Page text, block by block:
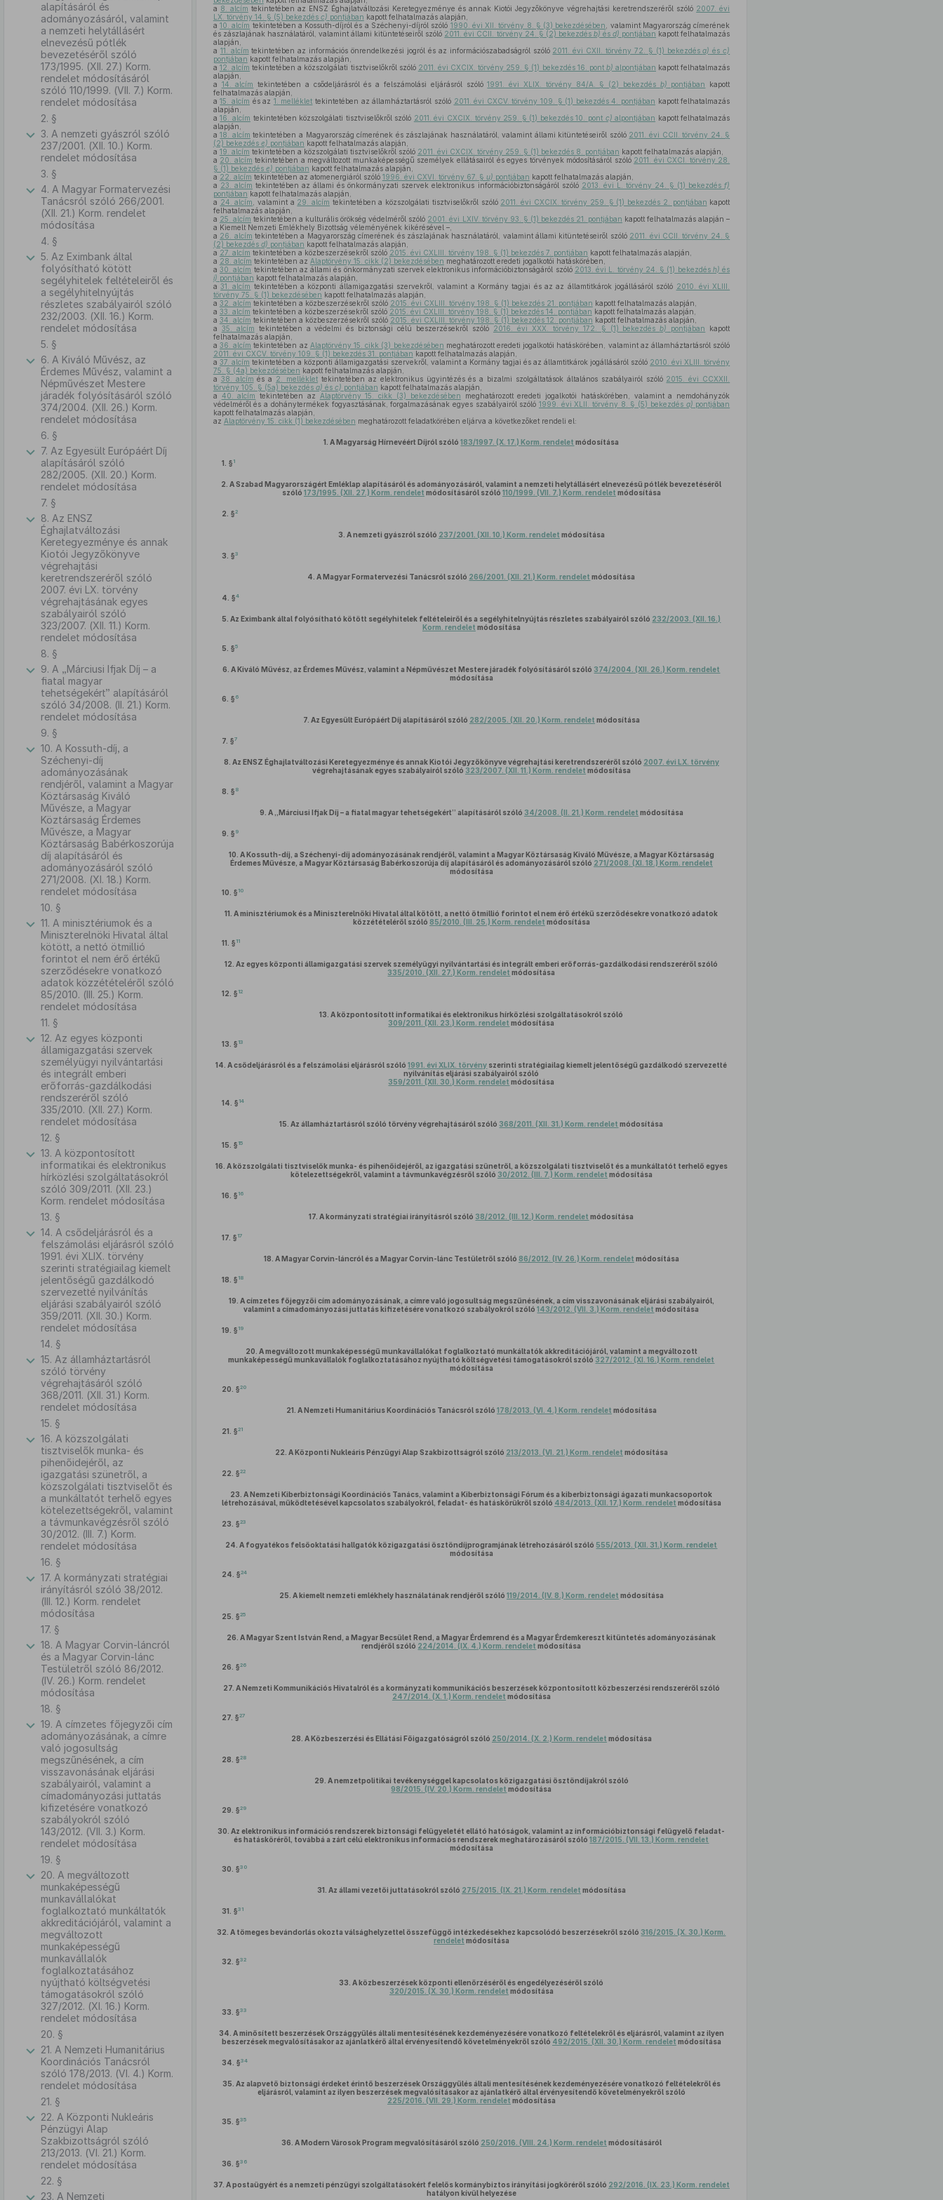
alapításáról és
adományozásáról, valamint
a nemzeti helytállásért
elnevezésű pótlék
bevezetéséről szóló
173/1995. (XII. 27.) Korm.
rendelet módosításáról
szóló 110/1999. (VII. 7.) Korm.
rendelet módosítása
2. §
3. A nemzeti gyászról szóló
237/2001. (XII. 10.) Korm.
rendelet módosítása
3. §
4. A Magyar Formatervezési
Tanácsról szóló 266/2001.
(XII. 21.) Korm. rendelet
módosítása
4. §
5. Az Eximbank által
folyósítható kötött
segélyhitelek feltételeiről és
a segélyhitelnyújtás
részletes szabályairól szóló
232/2003. (XII. 16.) Korm.
rendelet módosítása
5. §
6. A Kiváló Művész, az
Érdemes Művész, valamint a
Népművészet Mestere
járadék folyósításáról szóló
374/2004. (XII. 26.) Korm.
rendelet módosítása
6. §
7. Az Egyesült Európáért Díj
alapításáról szóló
282/2005. (XII. 20.) Korm.
rendelet módosítása
7. §
8. Az ENSZ
Éghajlatváltozási
Keretegyezménye és annak
Kiotói Jegyzőkönyve
végrehajtási
keretrendszeréről szóló
2007. évi LX. törvény
végrehajtásának egyes
szabályairól szóló
323/2007. (XII. 11.) Korm.
rendelet módosítása
8. §
9. A „Márciusi Ifjak Díj – a
fiatal magyar
tehetségekért” alapításáról
szóló 34/2008. (II. 21.) Korm.
rendelet módosítása
9. §
10. A Kossuth-díj, a
Széchenyi-díj
adományozásának
rendjéről, valamint a Magyar
Köztársaság Kiváló
Művésze, a Magyar
Köztársaság Érdemes
Művésze, a Magyar
Köztársaság Babérkoszorúja
díj alapításáról és
adományozásáról szóló
271/2008. (XI. 18.) Korm.
rendelet módosítása
10. §
11. A minisztériumok és a
Miniszterelnöki Hivatal által
kötött, a nettó ötmillió
forintot el nem érő értékű
szerződésekre vonatkozó
adatok közzétételéről szóló
85/2010. (III. 25.) Korm.
rendelet módosítása
11. §
12. Az egyes központi
államigazgatási szervek
személyügyi nyilvántartási
és integrált emberi
erőforrás-gazdálkodási
rendszeréről szóló
335/2010. (XII. 27.) Korm.
rendelet módosítása
12. §
13. A központosított
informatikai és elektronikus
hírközlési szolgáltatásokról
szóló 309/2011. (XII. 23.)
Korm. rendelet módosítása
13. §
14. A csődeljárásról és a
felszámolási eljárásról szóló
1991. évi XLIX. törvény
szerinti stratégiailag kiemelt
jelentőségű gazdálkodó
szervezetté nyilvánítás
eljárási szabályairól szóló
359/2011. (XII. 30.) Korm.
rendelet módosítása
14. §
15. Az államháztartásról
szóló törvény
végrehajtásáról szóló
368/2011. (XII. 31.) Korm.
rendelet módosítása
15. §
16. A közszolgálati
tisztviselők munka- és
pihenőidejéről, az
igazgatási szünetről, a
közszolgálati tisztviselőt és
a munkáltatót terhelő egyes
kötelezettségekről, valamint
a távmunkavégzésről szóló
30/2012. (III. 7.) Korm.
rendelet módosítása
16. §
17. A kormányzati stratégiai
irányításról szóló 38/2012.
(III. 12.) Korm. rendelet
módosítása
17. §
18. A Magyar Corvin-láncról
és a Magyar Corvin-lánc
Testületről szóló 86/2012.
(IV. 26.) Korm. rendelet
módosítása
18. §
19. A címzetes főjegyzői cím
adományozásának, a címre
való jogosultság
megszűnésének, a cím
visszavonásának eljárási
szabályairól, valamint a
címadományozási juttatás
kifizetésére vonatkozó
szabályokról szóló
143/2012. (VII. 3.) Korm.
rendelet módosítása
19. §
20. A megváltozott
munkaképességű
munkavállalókat
foglalkoztató munkáltatók
akkreditációjáról, valamint a
megváltozott
munkaképességű
munkavállalók
foglalkoztatásához
nyújtható költségvetési
támogatásokról szóló
327/2012. (XI. 16.) Korm.
rendelet módosítása
20. §
21. A Nemzeti Humanitárius
Koordinációs Tanácsról
szóló 178/2013. (VI. 4.) Korm.
rendelet módosítása
21. §
22. A Központi Nukleáris
Pénzügyi Alap
Szakbizottságról szóló
213/2013. (VI. 21.) Korm.
rendelet módosítása
22. §
23. A Nemzeti
a 8. alcím tekintetében az ENSZ Éghajlatváltozási Keretegyezménye és annak Kiotói Jegyzőkönyve végrehajtási keretrendszeréről szóló 2007. évi
LX. törvény 14. § (5) bekezdés c) pontjában kapott felhatalmazás alapján,
a10. alcím tekintetében a Kossuth-díjról és a Széchenyi-díjról szóló 1990. évi XII. törvény 8. § (3) bekezdésében
, valamint Magyarország címerének
és zászlajának használatáról, valamint állami kitüntetéseiről szóló 2011. évi CCII. törvény 24. § (2) bekezdés b) és d) pontjában kapott felhatalmazás
alapján,
a 11. alcím tekintetében az információs önrendelkezési jogról és az információszabadságról szóló 2011. évi CXII. törvény 72. § (1) bekezdésa) ésc)
pontjában kapott felhatalmazás alapján,
a 12. alcím tekintetében a közszolgálati tisztviselőkről szóló 2011. évi CXCIX. törvény 259. § (1) bekezdés 16. pont b) alpontjában kapott felhatalmazás
alapján,
a 14. alcím tekintetében a csődeljárásról és a felszámolási eljárásról szóló1991. évi XLIX. törvény 84/A. § (2) bekezdés b) pontjában
kapott
felhatalmazás alapján,
a15. alcím és az 1. melléklet tekintetében az államháztartásról szóló 2011. évi CXCV. törvény 109. § (1) bekezdés 4. pontjában kapott felhatalmazás
alapján,
a16. alcím tekintetében közszolgálati tisztviselőkről szóló 2011. évi CXCIX. törvény 259. § (1) bekezdés 10. pont c) alpontjában kapott felhatalmazás
alapján,
a18. alcím tekintetében a Magyarország címerének és zászlajának használatáról, valamint állami kitüntetéseiről szóló 2011. évi CCII. törvény 24. §
(2) bekezdés e) pontjában kapott felhatalmazás alapján,
a 19. alcím tekintetében a közszolgálati tisztviselőkről szóló 2011. évi CXCIX. törvény 259. § (1) bekezdés 8. pontjában kapott felhatalmazás alapján,
a 20. alcím tekintetében a megváltozott munkaképességű személyek ellátásairól és egyes törvények módosításáról szóló 2011. évi CXCI. törvény 28.
§ (1) bekezdés e) pontjában kapott felhatalmazás alapján,
a 22. alcím tekintetében az atomenergiáról szóló 1996. évi CXVI. törvény 67. § u) pontjában kapott felhatalmazás alapján,
a 23. alcím tekintetében az állami és önkormányzati szervek elektronikus információbiztonságáról szóló 2013. évi L. törvény 24. § (1) bekezdésf)
pontjában kapott felhatalmazás alapján,
a 24. alcím , valamint a 29. alcím tekintetében a közszolgálati tisztviselőkről szóló 2011. évi CXCIX. törvény 259. § (1) bekezdés 2. pontjában kapott
felhatalmazás alapján,
a 25. alcím tekintetében a kulturális örökség védelméről szóló 2001. évi LXIV. törvény 93. § (1) bekezdés 21. pontjában kapott felhatalmazás alapján –
a Kiemelt Nemzeti Emlékhely Bizottság véleményének kikérésével –,
a 26. alcím tekintetében a Magyarország címerének és zászlajának használatáról, valamint állami kitüntetéseiről szóló 2011. évi CCII. törvény 24. §
(2) bekezdés d) pontjában kapott felhatalmazás alapján,
a 27. alcím tekintetében a közbeszerzésekről szóló 2015. évi CXLIII. törvény 198. § (1) bekezdés 7. pontjában kapott felhatalmazás alapján,
a 28. alcím tekintetében az Alaptörvény 15. cikk (2) bekezdésében meghatározott eredeti jogalkotói hatáskörében,
a30. alcím tekintetében az állami és önkormányzati szervek elektronikus információbiztonságáról szóló 2013. évi L. törvény 24. § (1) bekezdés h) és
i) pontjában kapott felhatalmazás alapján,
a31. alcím tekintetében a központi államigazgatási szervekről, valamint a Kormány tagjai és az az államtitkárok jogállásáról szóló 2010. évi XLIII.
törvény 75. § (1) bekezdésében kapott felhatalmazás alapján,
a 32. alcím tekintetében a közbeszerzésekről szóló 2015. évi CXLIII. törvény 198. § (1) bekezdés 21. pontjában kapott felhatalmazás alapján,
a 33. alcím tekintetében a közbeszerzésekről szóló 2015. évi CXLIII. törvény 198. § (1) bekezdés 14. pontjában kapott felhatalmazás alapján,
a 34. alcím tekintetében a közbeszerzésekről szóló 2015. évi CXLIII. törvény 198. § (1) bekezdés 12. pontjában kapott felhatalmazás alapján,
a 35. alcím tekintetében a védelmi és biztonsági célú beszerzésekről szóló 2016. évi XXX. törvény 172. § (1) bekezdésb) pontjában
kapott
felhatalmazás alapján,
a 36. alcím tekintetében az Alaptörvény 15. cikk (3) bekezdésében meghatározott eredeti jogalkotói hatáskörében, valamint az államháztartásról szóló
2011. évi CXCV. törvény 109. § (1) bekezdés 31. pontjában kapott felhatalmazás alapján,
a 37. alcím tekintetében a központi államigazgatási szervekről, valamint a Kormány tagjai és az államtitkárok jogállásáról szóló 2010. évi XLIII. törvény
75. § (4a) bekezdésében kapott felhatalmazás alapján,
a 38. alcím és a 2. melléklet tekintetében az elektronikus ügyintézés és a bizalmi szolgáltatások általános szabályairól szóló 2015. évi CCXXII.
törvény 105. § (5a) bekezdés a) és c) pontjában kapott felhatalmazás alapján,
a 40. alcím tekintetében az Alaptörvény 15. cikk (3) bekezdésében meghatározott eredeti jogalkotói hatáskörében, valamint a nemdohányzók
védelméről és a dohánytermékek fogyasztásának, forgalmazásának egyes szabályairól szóló 1999. évi XLII. törvény 8. § (5) bekezdés a) pontjában
kapott felhatalmazás alapján,
az Alaptörvény 15. cikk (1) bekezdésében meghatározott feladatkörében eljárva a következőket rendeli el:
1. A Magyarság Hírnevéért Díjról szóló183/1997. (X. 17.) Korm. rendelet módosítása
1. § 1
2. A Szabad Magyarországért Emléklap alapításáról és adományozásáról, valamint a nemzeti helytállásért elnevezésű pótlék bevezetéséről
szóló 173/1995. (XII. 27.) Korm. rendelet módosításáról szóló 110/1999. (VII. 7.) Korm. rendelet módosítása
2. §2
3. A nemzeti gyászról szóló 237/2001. (XII. 10.) Korm. rendelet módosítása
3. §3
4. A Magyar Formatervezési Tanácsról szóló 266/2001. (XII. 21.) Korm. rendelet módosítása
4. §4
5. Az Eximbank által folyósítható kötött segélyhitelek feltételeiről és a segélyhitelnyújtás részletes szabályairól szóló 232/2003. (XII. 16.)
Korm. rendelet módosítása
5. §5
6. A Kiváló Művész, az Érdemes Művész, valamint a Népművészet Mestere járadék folyósításáról szóló 374/2004. (XII. 26.) Korm. rendelet
módosítása
6. § 6
7. Az Egyesült Európáért Díj alapításáról szóló 282/2005. (XII. 20.) Korm. rendelet módosítása
7. §7
8. Az ENSZ Éghajlatváltozási Keretegyezménye és annak Kiotói Jegyzőkönyve végrehajtási keretrendszeréről szóló 2007. évi LX. törvény
végrehajtásának egyes szabályairól szóló 323/2007. (XII. 11.) Korm. rendelet módosítása
8. § 8
9. A „Márciusi Ifjak Díj – a fiatal magyar tehetségekért” alapításáról szóló 34/2008. (II. 21.) Korm. rendelet módosítása
9. § 9
10. A Kossuth-díj, a Széchenyi-díj adományozásának rendjéről, valamint a Magyar Köztársaság Kiváló Művésze, a Magyar Köztársaság
Érdemes Művésze, a Magyar Köztársaság Babérkoszorúja díj alapításáról és adományozásáról szóló 271/2008. (XI. 18.) Korm. rendelet
módosítása
10. § 10
11. A minisztériumok és a Miniszterelnöki Hivatal által kötött, a nettó ötmillió forintot el nem érő értékű szerződésekre vonatkozó adatok
közzétételéről szóló 85/2010. (III. 25.) Korm. rendelet módosítása
11. § 11
12. Az egyes központi államigazgatási szervek személyügyi nyilvántartási és integrált emberi erőforrás-gazdálkodási rendszeréről szóló
335/2010. (XII. 27.) Korm. rendelet módosítása
12. § 12
13. A központosított informatikai és elektronikus hírközlési szolgáltatásokról szóló
309/2011. (XII. 23.) Korm. rendelet módosítása
13. § 13
14. A csődeljárásról és a felszámolási eljárásról szóló1991. évi XLIX. törvény szerinti stratégiailag kiemelt jelentőségű gazdálkodó szervezetté
nyilvánítás eljárási szabályairól szóló
359/2011. (XII. 30.) Korm. rendelet módosítása
14. § 14
15. Az államháztartásról szóló törvény végrehajtásáról szóló 368/2011. (XII. 31.) Korm. rendelet módosítása
15. § 15
16. A közszolgálati tisztviselők munka- és pihenőidejéről, az igazgatási szünetről, a közszolgálati tisztviselőt és a munkáltatót terhelő egyes
kötelezettségekről, valamint a távmunkavégzésről szóló 30/2012. (III. 7.) Korm. rendelet módosítása
16. § 16
17. A kormányzati stratégiai irányításról szóló 38/2012. (III. 12.) Korm. rendelet módosítása
17. § 17
18. A Magyar Corvin-láncról és a Magyar Corvin-lánc Testületről szóló 86/2012. (IV. 26.) Korm. rendelet módosítása
18. § 18
19. A címzetes főjegyzői cím adományozásának, a címre való jogosultság megszűnésének, a cím visszavonásának eljárási szabályairól,
valamint a címadományozási juttatás kifizetésére vonatkozó szabályokról szóló143/2012. (VII. 3.) Korm. rendelet módosítása
19. § 19
20. A megváltozott munkaképességű munkavállalókat foglalkoztató munkáltatók akkreditációjáról, valamint a megváltozott
munkaképességű munkavállalók foglalkoztatásához nyújtható költségvetési támogatásokról szóló 327/2012. (XI. 16.) Korm. rendelet
módosítása
20. §20
21. A Nemzeti Humanitárius Koordinációs Tanácsról szóló 178/2013. (VI. 4.) Korm. rendelet módosítása
21. §21
22. A Központi Nukleáris Pénzügyi Alap Szakbizottságról szóló 213/2013. (VI. 21.) Korm. rendelet módosítása
22. §22
23. A Nemzeti Kiberbiztonsági Koordinációs Tanács, valamint a Kiberbiztonsági Fórum és a kiberbiztonsági ágazati munkacsoportok
létrehozásával, működtetésével kapcsolatos szabályokról, feladat- és hatáskörükről szóló 484/2013. (XII. 17.) Korm. rendelet módosítása
23. §23
24. A fogyatékos felsőoktatási hallgatók közigazgatási ösztöndíjprogramjának létrehozásáról szóló 555/2013. (XII. 31.) Korm. rendelet
módosítása
24. §24
25. A kiemelt nemzeti emlékhely használatának rendjéről szóló 119/2014. (IV. 8.) Korm. rendelet módosítása
25. §25
26. A Magyar Szent István Rend, a Magyar Becsület Rend, a Magyar Érdemrend és a Magyar Érdemkereszt kitüntetés adományozásának
rendjéről szóló 224/2014. (IX. 4.) Korm. rendelet módosítása
26. §26
27. A Nemzeti Kommunikációs Hivatalról és a kormányzati kommunikációs beszerzések központosított közbeszerzési rendszeréről szóló
247/2014. (X. 1.) Korm. rendelet módosítása
27. §27
28. A Közbeszerzési és Ellátási Főigazgatóságról szóló 250/2014. (X. 2.) Korm. rendelet módosítása
28. §28
29. A nemzetpolitikai tevékenységgel kapcsolatos közigazgatási ösztöndíjakról szóló
98/2015. (IV. 20.) Korm. rendelet módosítása
29. §29
30. Az elektronikus információs rendszerek biztonsági felügyeletét ellátó hatóságok, valamint az információbiztonsági felügyelő feladat-
és hatásköréről, továbbá a zárt célú elektronikus információs rendszerek meghatározásáról szóló187/2015. (VII. 13.) Korm. rendelet
módosítása
30. §30
31. Az állami vezetői juttatásokról szóló 275/2015. (IX. 21.) Korm. rendelet módosítása
31. §31
32. A tömeges bevándorlás okozta válsághelyzettel összefüggő intézkedésekhez kapcsolódó beszerzésekről szóló 316/2015. (X. 30.) Korm.
rendelet módosítása
32. §32
33. A közbeszerzések központi ellenőrzéséről és engedélyezéséről szóló
320/2015. (X. 30.) Korm. rendelet módosítása
33. §33
34. A minősített beszerzések Országgyűlés általi mentesítésének kezdeményezésére vonatkozó feltételekről és eljárásról, valamint az ilyen
beszerzések megvalósításakor az ajánlatkérő által érvényesítendő követelményekről szóló 492/2015. (XII. 30.) Korm. rendelet módosítása
34. §34
35. Az alapvető biztonsági érdeket érintő beszerzések Országgyűlés általi mentesítésének kezdeményezésére vonatkozó feltételekről és
eljárásról, valamint az ilyen beszerzések megvalósításakor az ajánlatkérő által érvényesítendő követelményekről szóló
225/2016. (VII. 29.) Korm. rendelet módosítása
35. §35
36. A Modern Városok Program megvalósításáról szóló 250/2016. (VIII. 24.) Korm. rendelet módosításáról
36. §36
37. A postaügyért és a nemzeti pénzügyi szolgáltatásokért felelős kormánybiztos irányítási jogköréről szóló 292/2016. (IX. 23.) Korm. rendelet
hatályon kívül helyezése